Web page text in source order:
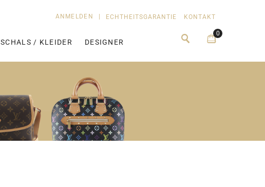
SCHALS / KLEIDER DESIGNER
ANMELDEN ECHTHEITSGARANTIE KONTAKT
0